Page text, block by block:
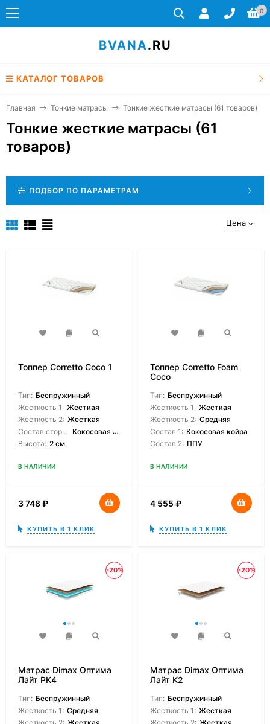
0
BVANA.RU
КАТАЛОГ ТОВАРОВ
Главная Тонкие матрасы Тонкие жесткие матрасы (61 товаров)
Тонкие жесткие матрасы (61
товаров)
ПОДБОР ПО ПАРАМЕТРАМ
Цена
Топпер Corretto Coco 1
Тип: Беспружинный
Жесткость 1: Жесткая
Жесткость 2: Жесткая
Состав сторон: Кокосовая койра
Высота: 2 см
В НАЛИЧИИ
3 748₽
КУПИТЬ В 1 КЛИК
Топпер Corretto Foam
Coco
Тип: Беспружинный
Жесткость 1: Жесткая
Жесткость 2: Средняя
Состав 1: Кокосовая койра
Состав 2: ППУ
В НАЛИЧИИ
4 555 ₽
КУПИТЬ В 1 КЛИК
-20%
Матрас Dimax Оптима
Лайт PK4
Тип: Беспружинный
Жесткость 1: Средняя
-20%
Матрас Dimax Оптима
Лайт K2
Тип: Беспружинный
Жесткость 1: Жесткая